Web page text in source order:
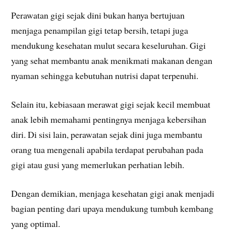
Perawatan gigi sejak dini bukan hanya bertujuan
menjaga penampilan gigi tetap bersih, tetapi juga
mendukung kesehatan mulut secara keseluruhan. Gigi
yang sehat membantu anak menikmati makanan dengan
nyaman sehingga kebutuhan nutrisi dapat terpenuhi.
Selain itu, kebiasaan merawat gigi sejak kecil membuat
anak lebih memahami pentingnya menjaga kebersihan
diri. Di sisi lain, perawatan sejak dini juga membantu
orang tua mengenali apabila terdapat perubahan pada
gigi atau gusi yang memerlukan perhatian lebih.
Dengan demikian, menjaga kesehatan gigi anak menjadi
bagian penting dari upaya mendukung tumbuh kembang
yang optimal.